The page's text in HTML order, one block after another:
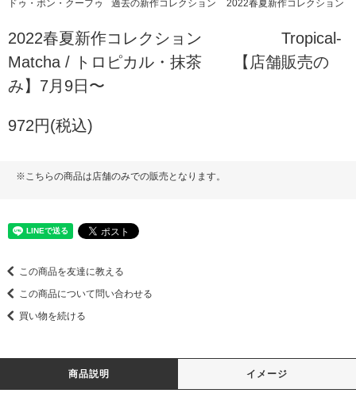
ドゥ・ボン・クーフゥ 過去の新作コレクション 2022春夏新作コレクション
2022春夏新作コレクション Tropical-
Matcha / トロピカル・抹茶 【店舗販売の
み】7月9日〜
972円(税込)
※こちらの商品は店舗のみでの販売となります。
この商品を友達に教える
この商品について問い合わせる
買い物を続ける
商品説明 イメージ